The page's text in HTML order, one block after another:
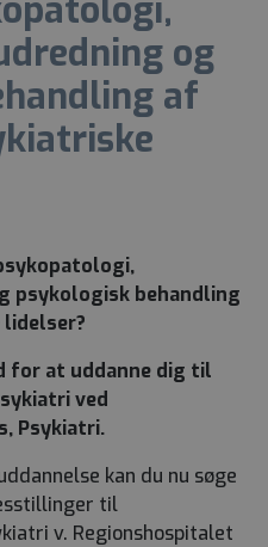
og
af
psykologisk behandling
for at uddanne dig til
ved
Psykiatri.
kan du nu søge
til
v. Regionshospitalet